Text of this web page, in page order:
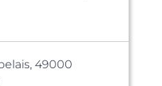
49000